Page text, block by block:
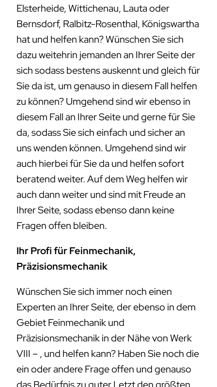
Elsterheide, Wittichenau, Lauta oder
Bernsdorf, Ralbitz-Rosenthal, Königswartha
hat und helfen kann? Wünschen Sie sich
dazu weitehrin jemanden an Ihrer Seite der
sich sodass bestens auskennt und gleich für
Sie da ist, um genauso in diesem Fall helfen
zu können? Umgehend sind wir ebenso in
diesem Fall an Ihrer Seite und gerne für Sie
da, sodass Sie sich einfach und sicher an
uns wenden können. Umgehend sind wir
auch hierbei für Sie da und helfen sofort
beratend weiter. Auf dem Weg helfen wir
auch dann weiter und sind mit Freude an
Ihrer Seite, sodass ebenso dann keine
Fragen offen bleiben.
Ihr Profi für Feinmechanik,
Präzisionsmechanik
Wünschen Sie sich immer noch einen
Experten an Ihrer Seite, der ebenso in dem
Gebiet Feinmechanik und
Präzisionsmechanik in der Nähe von Werk
VIII – , und helfen kann? Haben Sie noch die
ein oder andere Frage offen und genauso